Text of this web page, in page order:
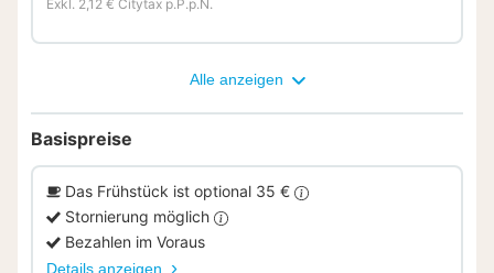
Exkl. 2,12 € Citytax p.P.p.N.
Alle anzeigen
Basispreise
Das Frühstück ist optional 35 €
Stornierung möglich
Bezahlen im Voraus
Details anzeigen